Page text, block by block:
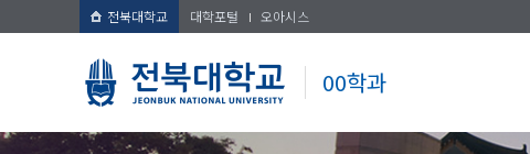
전북대학교 대학포털 오아시스
00학과